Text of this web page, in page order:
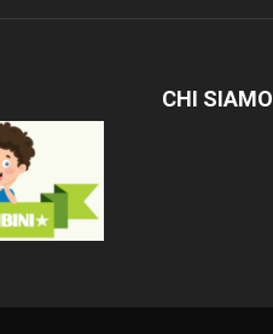
CHI SIAMO